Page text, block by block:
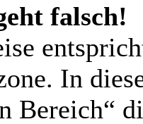
falsch!
In
Bereich“